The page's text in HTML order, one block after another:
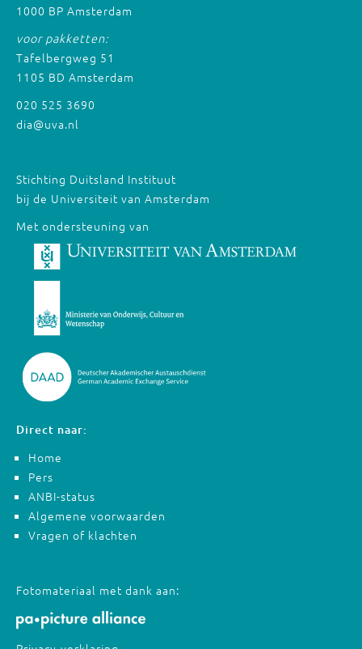
1000 BP Amsterdam
voor pakketten:
Tafelbergweg 51
1105 BD Amsterdam
020 525 3690
dia@uva.nl
Stichting Duitsland Instituut
bij de Universiteit van Amsterdam
Met ondersteuning van
Direct naar:
Home
Pers
ANBI-status
Algemene voorwaarden
Vragen of klachten
Fotomateriaal met dank aan: